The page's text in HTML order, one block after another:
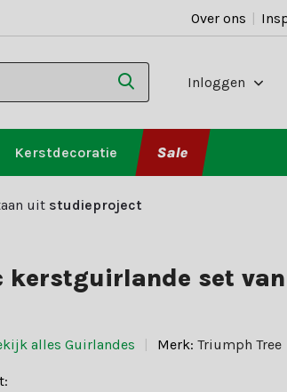
Over ons |
Inloggen
Kerstdecoratie Sale
uit studieproject
kerstguirlande set
alles Guirlandes Merk:Triumph Tree